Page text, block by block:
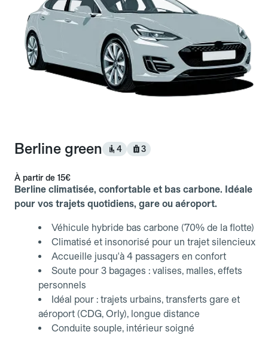
Berline green 4 3
À partir de 15€
Berline climatisée, confortable et bas carbone. Idéale
pour vos trajets quotidiens, gare ou aéroport.
Véhicule hybride bas carbone (70% de la flotte)
Climatisé et insonorisé pour un trajet silencieux
Accueille jusqu'à 4 passagers en confort
Soute pour 3 bagages : valises, malles, effets
personnels
Idéal pour : trajets urbains, transferts gare et
aéroport (CDG, Orly), longue distance
Conduite souple, intérieur soigné